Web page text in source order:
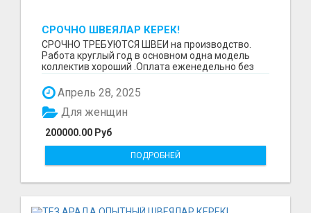
СРОЧНО ШВЕЯЛАР КЕРЕК!
СРОЧНО ТРЕБУЮТСЯ ШВЕИ на производство.
Работа круглый год в основном одна модель
коллектив хороший .Оплата еженедельно без
Апрель 28, 2025
200000.00 Руб
Для женщин
ПОДРОБНЕЙ